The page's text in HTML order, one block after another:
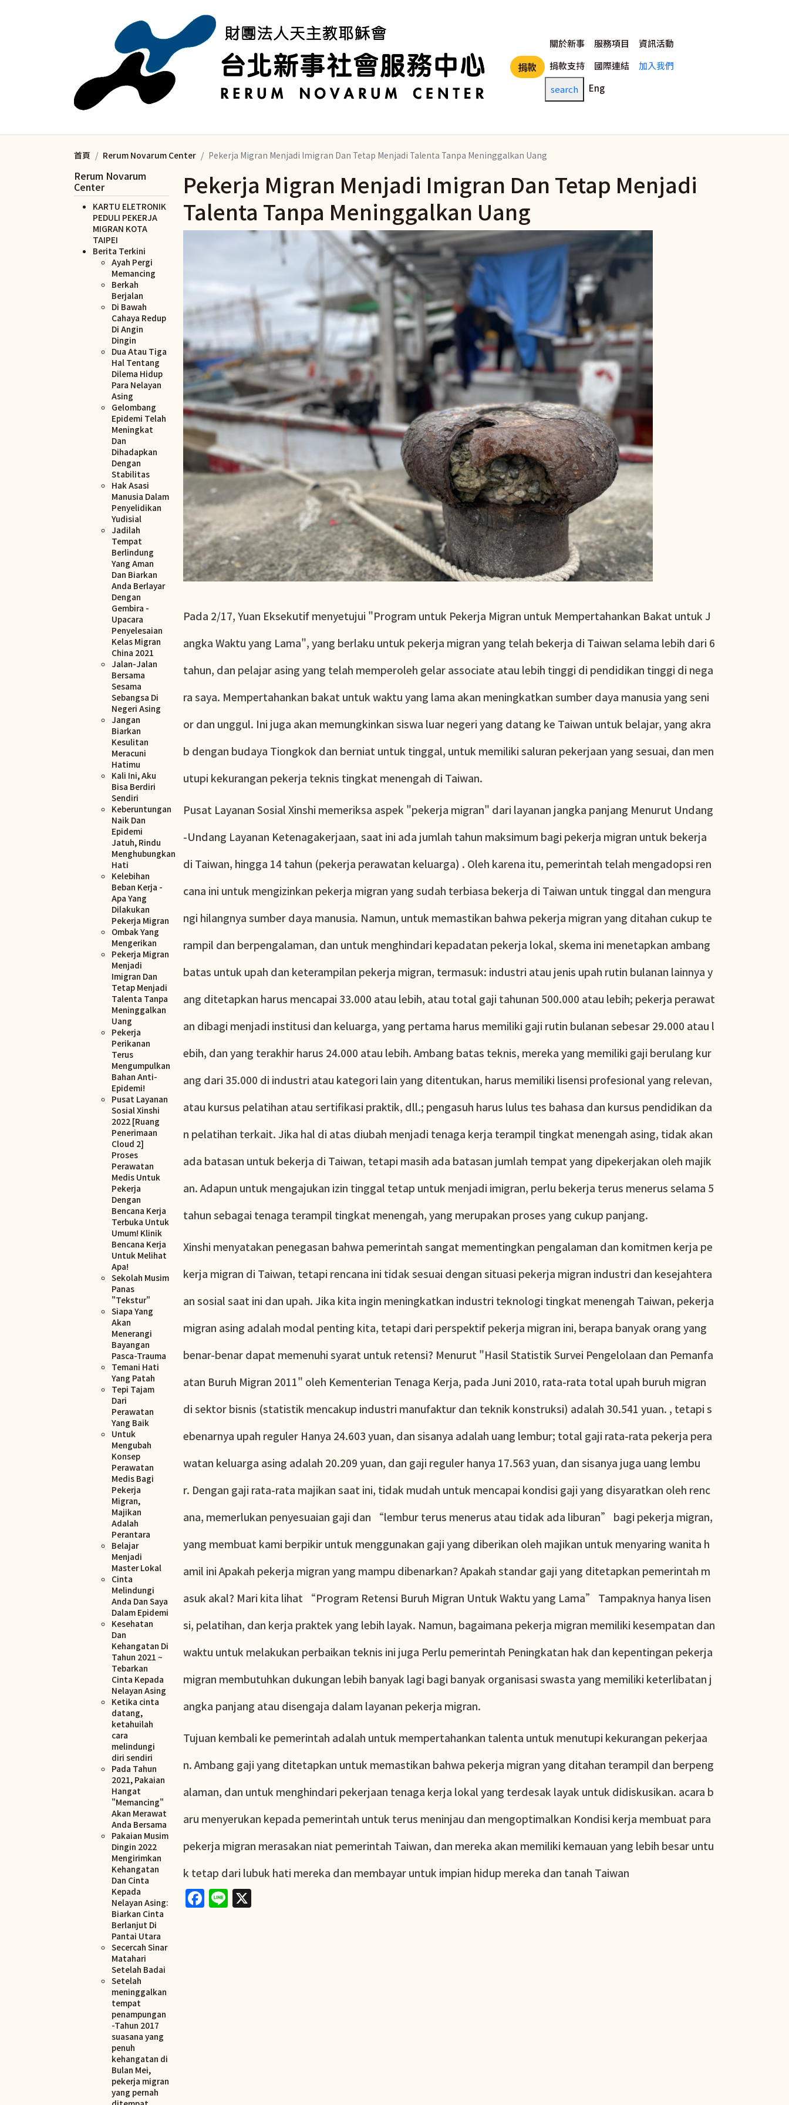
捐款
主選單
關於新事 服務項目
資訊活動
捐款支持
國際連結
加入我們
search
Eng
首頁 Rerum Novarum Center Pekerja Migran Menjadi Imigran Dan Tetap Menjadi Talenta Tanpa Meninggalkan Uang
Pekerja Migran Menjadi Imigran Dan Tetap Menjadi
Talenta Tanpa Meninggalkan Uang
Pada 2/17, Yuan Eksekutif menyetujui "Program untuk Pekerja Migran untuk Mempertahankan Bakat untuk J
angka Waktu yang Lama", yang berlaku untuk pekerja migran yang telah bekerja di Taiwan selama lebih dari 6
tahun, dan pelajar asing yang telah memperoleh gelar associate atau lebih tinggi di pendidikan tinggi di nega
ra saya. Mempertahankan bakat untuk waktu yang lama akan meningkatkan sumber daya manusia yang seni
or dan unggul. Ini juga akan memungkinkan siswa luar negeri yang datang ke Taiwan untuk belajar, yang akra
b dengan budaya Tiongkok dan berniat untuk tinggal, untuk memiliki saluran pekerjaan yang sesuai, dan men
utupi kekurangan pekerja teknis tingkat menengah di Taiwan.
Pusat Layanan Sosial Xinshi memeriksa aspek "pekerja migran" dari layanan jangka panjang Menurut Undang
-Undang Layanan Ketenagakerjaan, saat ini ada jumlah tahun maksimum bagi pekerja migran untuk bekerja
di Taiwan, hingga 14 tahun (pekerja perawatan keluarga) . Oleh karena itu, pemerintah telah mengadopsi ren
cana ini untuk mengizinkan pekerja migran yang sudah terbiasa bekerja di Taiwan untuk tinggal dan mengura
ngi hilangnya sumber daya manusia. Namun, untuk memastikan bahwa pekerja migran yang ditahan cukup te
rampil dan berpengalaman, dan untuk menghindari kepadatan pekerja lokal, skema ini menetapkan ambang
batas untuk upah dan keterampilan pekerja migran, termasuk: industri atau jenis upah rutin bulanan lainnya y
ang ditetapkan harus mencapai 33.000 atau lebih, atau total gaji tahunan 500.000 atau lebih; pekerja perawat
an dibagi menjadi institusi dan keluarga, yang pertama harus memiliki gaji rutin bulanan sebesar 29.000 atau l
ebih, dan yang terakhir harus 24.000 atau lebih. Ambang batas teknis, mereka yang memiliki gaji berulang kur
ang dari 35.000 di industri atau kategori lain yang ditentukan, harus memiliki lisensi profesional yang relevan,
atau kursus pelatihan atau sertifikasi praktik, dll.; pengasuh harus lulus tes bahasa dan kursus pendidikan da
n pelatihan terkait. Jika hal di atas diubah menjadi tenaga kerja terampil tingkat menengah asing, tidak akan
ada batasan untuk bekerja di Taiwan, tetapi masih ada batasan jumlah tempat yang dipekerjakan oleh majik
an. Adapun untuk mengajukan izin tinggal tetap untuk menjadi imigran, perlu bekerja terus menerus selama 5
tahun sebagai tenaga terampil tingkat menengah, yang merupakan proses yang cukup panjang.
Xinshi menyatakan penegasan bahwa pemerintah sangat mementingkan pengalaman dan komitmen kerja pe
kerja migran di Taiwan, tetapi rencana ini tidak sesuai dengan situasi pekerja migran industri dan kesejahtera
an sosial saat ini dan upah. Jika kita ingin meningkatkan industri teknologi tingkat menengah Taiwan, pekerja
migran asing adalah modal penting kita, tetapi dari perspektif pekerja migran ini, berapa banyak orang yang
benar-benar dapat memenuhi syarat untuk retensi? Menurut "Hasil Statistik Survei Pengelolaan dan Pemanfa
atan Buruh Migran 2011" oleh Kementerian Tenaga Kerja, pada Juni 2010, rata-rata total upah buruh migran
di sektor bisnis (statistik mencakup industri manufaktur dan teknik konstruksi) adalah 30.541 yuan. , tetapi s
ebenarnya upah reguler Hanya 24.603 yuan, dan sisanya adalah uang lembur; total gaji rata-rata pekerja pera
watan keluarga asing adalah 20.209 yuan, dan gaji reguler hanya 17.563 yuan, dan sisanya juga uang lembu
r. Dengan gaji rata-rata majikan saat ini, tidak mudah untuk mencapai kondisi gaji yang disyaratkan oleh renc
ana, memerlukan penyesuaian gaji dan “lembur terus menerus atau tidak ada liburan” bagi pekerja migran,
yang membuat kami berpikir untuk menggunakan gaji yang diberikan oleh majikan untuk menyaring wanita h
amil ini Apakah pekerja migran yang mampu dibenarkan? Apakah standar gaji yang ditetapkan pemerintah m
asuk akal? Mari kita lihat “Program Retensi Buruh Migran Untuk Waktu yang Lama” Tampaknya hanya lisen
si, pelatihan, dan kerja praktek yang lebih layak. Namun, bagaimana pekerja migran memiliki kesempatan dan
waktu untuk melakukan perbaikan teknis ini juga Perlu pemerintah Peningkatan hak dan kepentingan pekerja
migran membutuhkan dukungan lebih banyak lagi bagi banyak organisasi swasta yang memiliki keterlibatan j
angka panjang atau disengaja dalam layanan pekerja migran.
Tujuan kembali ke pemerintah adalah untuk mempertahankan talenta untuk menutupi kekurangan pekerjaa
n. Ambang gaji yang ditetapkan untuk memastikan bahwa pekerja migran yang ditahan terampil dan berpeng
alaman, dan untuk menghindari pekerjaan tenaga kerja lokal yang terdesak layak untuk didiskusikan. acara b
aru menyerukan kepada pemerintah untuk terus meninjau dan mengoptimalkan Kondisi kerja membuat para
pekerja migran merasakan niat pemerintah Taiwan, dan mereka akan memiliki kemauan yang lebih besar untu
k tetap dari lubuk hati mereka dan membayar untuk impian hidup mereka dan tanah Taiwan
Facebook
Line
Rerum Novarum
Center
KARTU ELETRONIK
PEDULI PEKERJA
MIGRAN KOTA
TAIPEI
Berita Terkini
Ayah Pergi
Memancing
Berkah
Berjalan
Di Bawah
Cahaya Redup
Di Angin
Dingin
Dua Atau Tiga
Hal Tentang
Dilema Hidup
Para Nelayan
Asing
Gelombang
Epidemi Telah
Meningkat
Dan
Dihadapkan
Dengan
Stabilitas
Hak Asasi
Manusia Dalam
Penyelidikan
Yudisial
Jadilah
Tempat
Berlindung
Yang Aman
Dan Biarkan
Anda Berlayar
Dengan
Gembira -
Upacara
Penyelesaian
Kelas Migran
China 2021
Jalan-Jalan
Bersama
Sesama
Sebangsa Di
Negeri Asing
Jangan
Biarkan
Kesulitan
Meracuni
Hatimu
Kali Ini, Aku
Bisa Berdiri
Sendiri
Keberuntungan
Naik Dan
Epidemi
Jatuh, Rindu
Menghubungkan
Hati
Kelebihan
Beban Kerja -
Apa Yang
Dilakukan
Pekerja Migran
Ombak Yang
Mengerikan
Pekerja Migran
Menjadi
Imigran Dan
Tetap Menjadi
Talenta Tanpa
Meninggalkan
Uang
Pekerja
Perikanan
Terus
Mengumpulkan
Bahan Anti-
Epidemi!
Pusat Layanan
Sosial Xinshi
2022 [Ruang
Penerimaan
Cloud 2]
Proses
Perawatan
Medis Untuk
Pekerja
Dengan
Bencana Kerja
Terbuka Untuk
Umum! Klinik
Bencana Kerja
Untuk Melihat
Apa!
Sekolah Musim
Panas
"Tekstur"
Siapa Yang
Akan
Menerangi
Bayangan
Pasca-Trauma
Temani Hati
Yang Patah
Tepi Tajam
Dari
Perawatan
Yang Baik
Untuk
Mengubah
Konsep
Perawatan
Medis Bagi
Pekerja
Migran,
Majikan
Adalah
Perantara
Belajar
Menjadi
Master Lokal
Cinta
Melindungi
Anda Dan Saya
Dalam Epidemi
Kesehatan
Dan
Kehangatan Di
Tahun 2021 ~
Tebarkan
Cinta Kepada
Nelayan Asing
Ketika cinta
datang,
ketahuilah
cara
melindungi
diri sendiri
Pada Tahun
2021, Pakaian
Hangat
"Memancing"
Akan Merawat
Anda Bersama
Pakaian Musim
Dingin 2022
Mengirimkan
Kehangatan
Dan Cinta
Kepada
Nelayan Asing:
Biarkan Cinta
Berlanjut Di
Pantai Utara
Secercah Sinar
Matahari
Setelah Badai
Setelah
meninggalkan
tempat
penampungan
-Tahun 2017
suasana yang
penuh
kehangatan di
Bulan Mei,
pekerja migran
yang pernah